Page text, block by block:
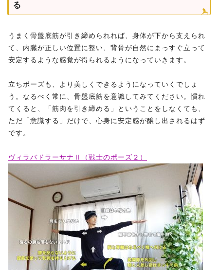
る
うまく骨盤底筋が引き締められれば、身体が下から支えられ
て、内臓が正しい位置に整い、背骨が自然にまっすぐ立って
安定するような感覚が得られるようになっていきます。
立ちポーズも、より美しくできるようになっていくでしょ
う。なるべく常に、骨盤底筋を意識してみてください。慣れ
てくると、「筋肉を引き締める」ということをしなくても、
ただ「意識する」だけで、心身に安定感が醸し出されるはず
です。
ヴィラバドラーサナⅡ（戦士のポーズ２）